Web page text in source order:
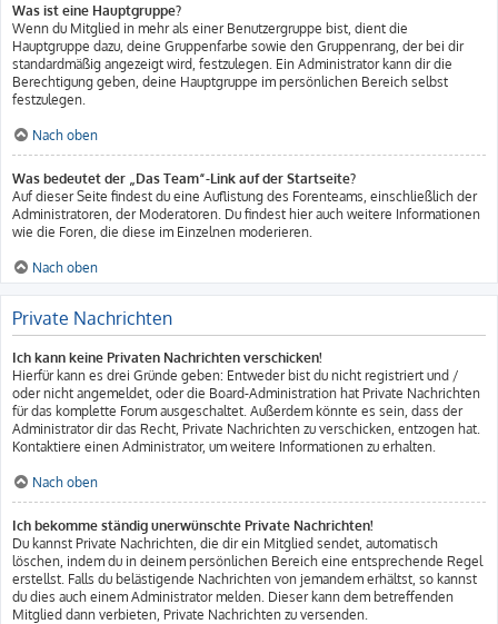
Was ist eine Hauptgruppe?
Wenn du Mitglied in mehr als einer Benutzergruppe bist, dient die
Hauptgruppe dazu, deine Gruppenfarbe sowie den Gruppenrang, der bei dir
standardmäßig angezeigt wird, festzulegen. Ein Administrator kann dir die
Berechtigung geben, deine Hauptgruppe im persönlichen Bereich selbst
festzulegen.
Nach oben
Was bedeutet der „Das Team“-Link auf der Startseite?
Auf dieser Seite findest du eine Auflistung des Forenteams, einschließlich der
Administratoren, der Moderatoren. Du findest hier auch weitere Informationen
wie die Foren, die diese im Einzelnen moderieren.
Nach oben
Private Nachrichten
Ich kann keine Privaten Nachrichten verschicken!
Hierfür kann es drei Gründe geben: Entweder bist du nicht registriert und /
oder nicht angemeldet, oder die Board-Administration hat Private Nachrichten
für das komplette Forum ausgeschaltet. Außerdem könnte es sein, dass der
Administrator dir das Recht, Private Nachrichten zu verschicken, entzogen hat.
Kontaktiere einen Administrator, um weitere Informationen zu erhalten.
Nach oben
Ich bekomme ständig unerwünschte Private Nachrichten!
Du kannst Private Nachrichten, die dir ein Mitglied sendet, automatisch
löschen, indem du in deinem persönlichen Bereich eine entsprechende Regel
erstellst. Falls du belästigende Nachrichten von jemandem erhältst, so kannst
du dies auch einem Administrator melden. Dieser kann dem betreffenden
Mitglied dann verbieten, Private Nachrichten zu versenden.